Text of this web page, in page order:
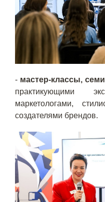
- мастер-классы,
практикующими
маркетологами,
создателями брендов.